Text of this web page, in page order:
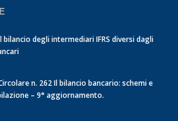
bilancio degli intermediari IFRS diversi dagli
n. 262 Il bilancio bancario: schemi e
– 9° aggiornamento.